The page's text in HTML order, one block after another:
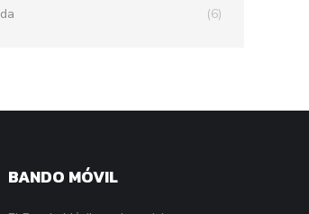
(6)
BANDO MÓVIL